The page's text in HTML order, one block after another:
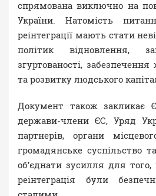
спрямована виключно на
України. Натомість
реінтеграції мають стати
політик відновлення,
згуртованості,
та розвитку людського
Документ також закликає
держави-члени ЄС, Уряд
партнерів, органи
громадянське суспільство
об’єднати зусилля для
реінтеграція були